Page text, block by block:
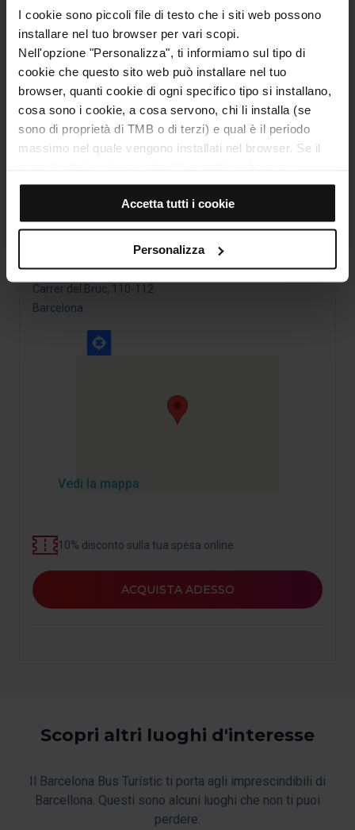
I cookie sono piccoli file di testo che i siti web possono
installare nel tuo browser per vari scopi.
Nell'opzione "Personalizza", ti informiamo sul tipo di
cookie che questo sito web può installare nel tuo
browser, quanti cookie di ogni specifico tipo si installano,
cosa sono i cookie, a cosa servono, chi li installa (se
sono di proprietà di TMB o di terzi) e qual è il periodo
massimo nel quale vengono installati nel browser. Se il
installa alcun cookie di questo tipo.
Se scegli l'opzione "Accetta tutti i cookie", consenti
l'installazione di tutti questi cookie nel tuo browser.
Alla destra di ogni tipo di cookie trovi un selettore che ti
categoria.
Dopo aver indicato tutte le tue preferenze, clicca su
installati unicamente i cookie della categoria. Ti
suggeriamo di selezionare i cookie di personalizzazione,
navigazione (come la lingua) e migliorare la tua
.
andando all'opzione "Gestione cookie", che troverai nel
Accetta tutti i cookie
Personalizza
Sito web
http://www.cmmb.cat
Categorie
Gaudí e il Modernismo catalano
Come arrivare a: Conservatorio di Musica –
Indirizzo
Carrer del Bruc, 110-112
Barcelona
Vedi la mappa
10% disconto sulla tua spesa online
ACQUISTA ADESSO
Scopri altri luoghi d'interesse
Il Barcelona Bus Turístic ti porta agli imprescindibili di
Barcellona. Questi sono alcuni luoghi che non ti puoi
perdere.